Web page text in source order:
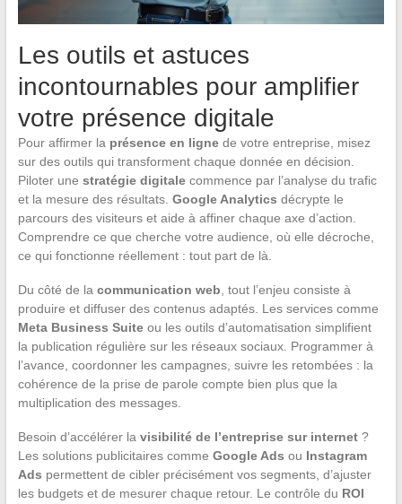
Les outils et astuces
incontournables pour amplifier
votre présence digitale
Pour affirmer la présence en lignede votre entreprise, misez
sur des outils qui transforment chaque donnée en décision.
Piloter une stratégie digitalecommence par l’analyse du trafic
et la mesure des résultats. Google Analytics décrypte le
parcours des visiteurs et aide à affiner chaque axe d’action.
Comprendre ce que cherche votre audience, où elle décroche,
ce qui fonctionne réellement : tout part de là.
Du côté de la communication web , tout l’enjeu consiste à
produire et diffuser des contenus adaptés. Les services comme
Meta Business Suiteou les outils d’automatisation simplifient
la publication régulière sur les réseaux sociaux. Programmer à
l’avance, coordonner les campagnes, suivre les retombées : la
cohérence de la prise de parole compte bien plus que la
multiplication des messages.
Besoin d’accélérer la visibilité de l’entreprise sur internet?
Les solutions publicitaires comme Google Ads ou Instagram
Ads permettent de cibler précisément vos segments, d’ajuster
les budgets et de mesurer chaque retour. Le contrôle du ROI